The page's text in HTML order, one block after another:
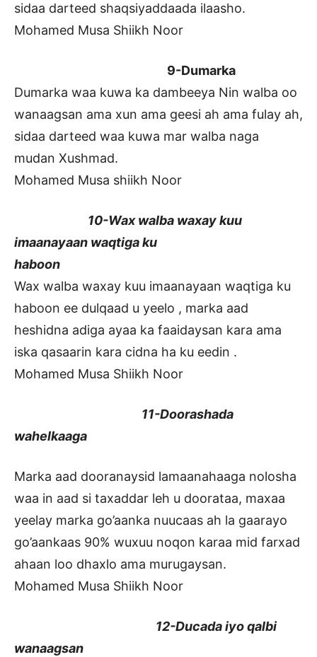
sidaa darteed shaqsiyaddaada ilaasho.
Mohamed Musa Shiikh Noor
9-Dumarka
Dumarka waa kuwa ka dambeeya Nin walba oo
wanaagsan ama xun ama geesi ah ama fulay ah,
sidaa darteed waa kuwa mar walba naga
mudan Xushmad.
Mohamed Musa shiikh Noor
10-Wax walba waxay kuu
imaanayaan waqtiga ku
haboon
Wax walba waxay kuu imaanayaan waqtiga ku
haboon ee dulqaad u yeelo , marka aad
heshidna adiga ayaa ka faaidaysan kara ama
iska qasaarin kara cidna ha ku eedin .
Mohamed Musa Shiikh Noor
11-Doorashada
wahelkaaga
Marka aad dooranaysid lamaanahaaga nolosha
waa in aad si taxaddar leh u doorataa, maxaa
yeelay marka go’aanka nuucaas ah la gaarayo
go’aankaas 90% wuxuu noqon karaa mid farxad
ahaan loo dhaxlo ama murugaysan.
Mohamed Musa Shiikh Noor
12-Ducada iyo qalbi
wanaagsan